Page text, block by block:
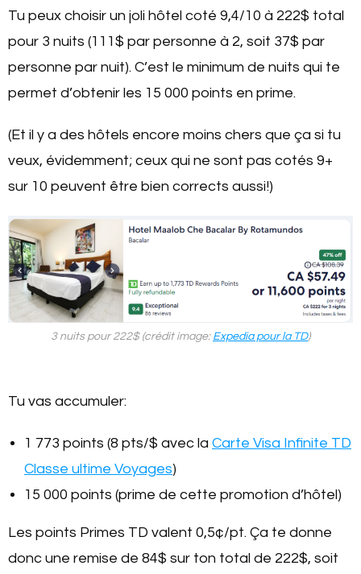
Tu peux choisir un joli hôtel coté 9,4/10 à 222$ total
pour 3 nuits (111$ par personne à 2, soit 37$ par
personne par nuit). C’est le minimum de nuits qui te
permet d’obtenir les 15 000 points en prime.
(Et il y a des hôtels encore moins chers que ça si tu
veux, évidemment; ceux qui ne sont pas cotés 9+
sur 10 peuvent être bien corrects aussi!)
3 nuits pour 222$ (crédit image: Expedia pour la TD)
Tu vas accumuler:
1 773 points (8 pts/$ avec la Carte Visa Infinite TD
Classe ultime Voyages)
15 000 points (prime de cette promotion d’hôtel)
Les points Primes TD valent 0,5¢/pt. Ça te donne
donc une remise de 84$ sur ton total de 222$, soit